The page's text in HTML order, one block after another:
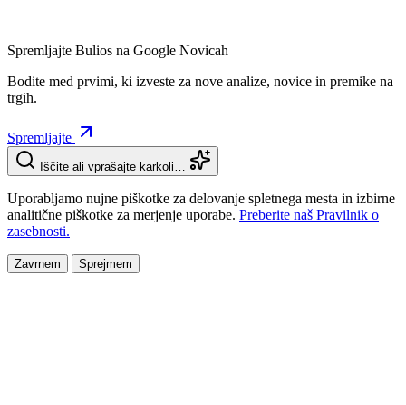
Spremljajte Bulios na Google Novicah
Bodite med prvimi, ki izveste za nove analize, novice in premike na
trgih.
Spremljajte
Iščite ali vprašajte karkoli…
Uporabljamo nujne piškotke za delovanje spletnega mesta in izbirne
analitične piškotke za merjenje uporabe. Preberite naš Pravilnik o
zasebnosti.
Zavrnem Sprejmem